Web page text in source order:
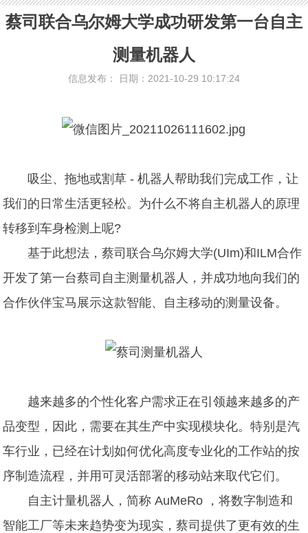
蔡司联合乌尔姆大学成功研发第一台自主
测量机器人
信息发布： 日期：2021-10-29 10:17:24
吸尘、拖地或割草 - 机器人帮助我们完成工作，让
我们的日常生活更轻松。为什么不将自主机器人的原理
转移到车身检测上呢?
基于此想法，蔡司联合乌尔姆大学(UIm)和ILM合作
开发了第一台蔡司自主测量机器人，并成功地向我们的
合作伙伴宝马展示这款智能、自主移动的测量设备。
越来越多的个性化客户需求正在引领越来越多的产
品变型，因此，需要在其生产中实现模块化。特别是汽
车行业，已经在计划如何优化高度专业化的工作站的按
序制造流程，并用可灵活部署的移动站来取代它们。
自主计量机器人，简称 AuMeRo ，将数字制造和
智能工厂等未来趋势变为现实，蔡司提供了更有效的生